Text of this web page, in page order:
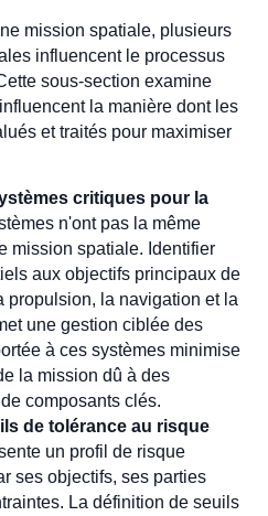
mission spatiale, plusieurs
influencent le processus
sous-section examine
la manière dont les
et traités pour maximiser
critiques pour la
n'ont pas la même
mission spatiale. Identifier
aux objectifs principaux de
propulsion, la navigation et la
une gestion ciblée des
à ces systèmes minimise
la mission dû à des
composants clés.
de tolérance au risque
un profil de risque
ses objectifs, ses parties
La définition de seuils